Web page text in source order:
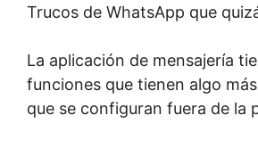
Trucos de WhatsApp que
La aplicación de mensajería
funciones que tienen algo
que se configuran fuera de la